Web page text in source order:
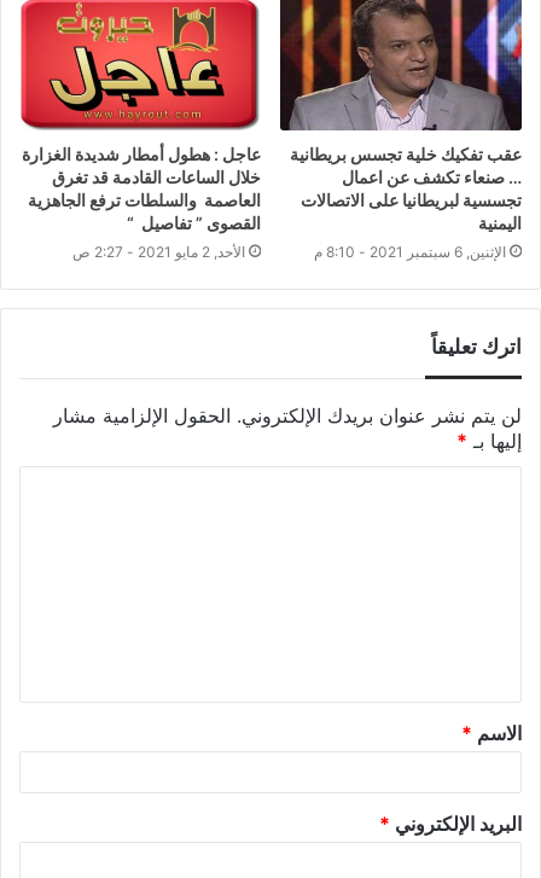
عقب تفكيك خلية تجسس بريطانية
… صنعاء تكشف عن اعمال
تجسسية لبريطانيا على الاتصالات
اليمنية
الإثنين, 6 سبتمبر 2021 - 8:10 م
عاجل : هطول أمطار شديدة الغزارة
خلال الساعات القادمة قد تغرق
العاصمة والسلطات ترفع الجاهزية
القصوى ” تفاصيل “
الأحد, 2 مايو 2021 - 2:27 ص
اترك تعليقاً
لن يتم نشر عنوان بريدك الإلكتروني. الحقول الإلزامية مشار
إليها بـ *
الاسم *
البريد الإلكتروني *